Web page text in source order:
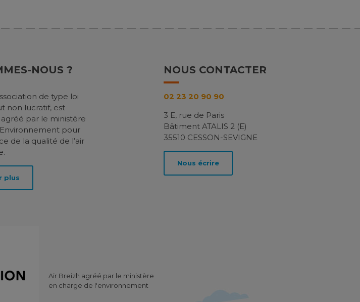
NOUS ?
de type loi
non lucratif, est
agréé par le ministère
pour
de la qualité de l’air
plus
NOUS CONTACTER
02 23 20 90 90
3 E, rue de Paris
Bâtiment ATALIS 2 (E)
35510 CESSON-SEVIGNE
Nous écrire
Air Breizh agréé par le ministère
en charge de l'environnement